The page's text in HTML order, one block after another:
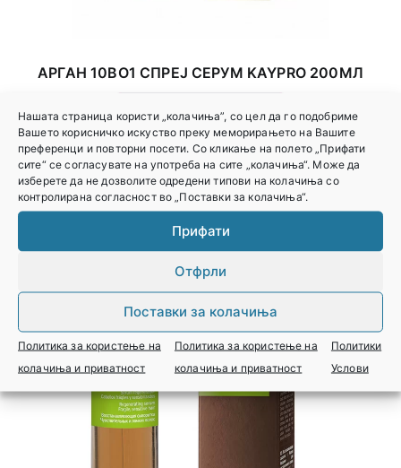
Нашата страница користи „колачиња”, со цел да го подобриме
Вашето корисничко искуство преку меморирањето на Вашите
преференци и повторни посети. Со кликање на полето „Прифати
сите“ се согласувате на употреба на сите „колачиња“. Може да
изберете да не дозволите одредени типови на колачиња со
контролирана согласност во „Поставки за колачиња“.
Прифати
Отфрли
Поставки за колачиња
Политика за користење на
колачиња и приватност
Политика за користење на
колачиња и приватност
Политики
Услови
АРГАН 10ВО1 СПРЕЈ СЕРУМ KAYPRO 200МЛ
Најави се за цена